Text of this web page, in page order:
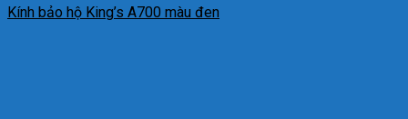
Kính bảo hộ King’s A700 màu đen